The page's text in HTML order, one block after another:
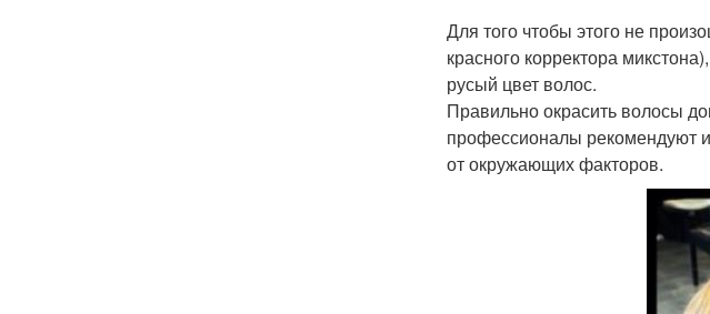
Для того чтобы этого не
красного корректора
русый цвет волос.
Правильно окрасить волосы
профессионалы рекомендуют
от окружающих факторов.